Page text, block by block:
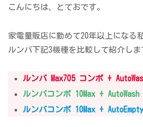
こんにちは、とておです。
家電量販店に勤めて20年以上になる
ルンバ下記3機種を比較して紹介しま
ルンバ Max705
コンボ +
ルンバコンボ 10Max + AutoWash
ルンバコンボ 10Max +